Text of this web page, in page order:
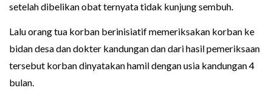
setelah dibelikan obat ternyata tidak kunjung sembuh.
Lalu orang tua korban berinisiatif memeriksakan korban ke
bidan desa dan dokter kandungan dan dari hasil pemeriksaan
tersebut korban dinyatakan hamil dengan usia kandungan 4
bulan.